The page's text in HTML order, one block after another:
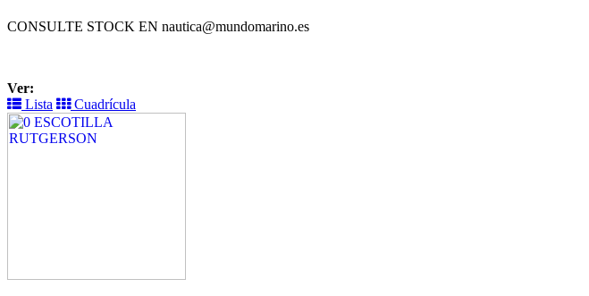
CONSULTE STOCK EN nautica@mundomarino.es
Ver:
Lista
Cuadrícula